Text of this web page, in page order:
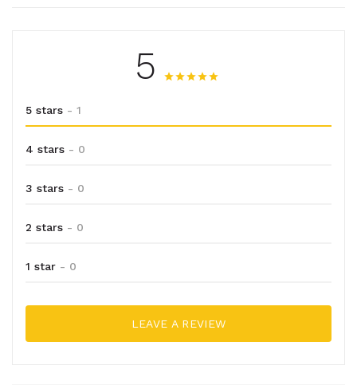
5
5 stars - 1
4 stars - 0
3 stars - 0
2 stars - 0
1 star - 0
LEAVE A REVIEW